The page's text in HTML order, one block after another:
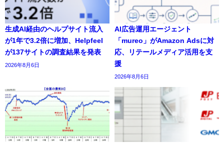
生成AI経由のヘルプサイト流入
が1年で3.2倍に増加、Helpfeel
が137サイトの調査結果を発表
2026年8月6日
AI広告運用エージェント
「mureo」がAmazon Adsに対
応、リテールメディア活用を支
援
2026年8月6日